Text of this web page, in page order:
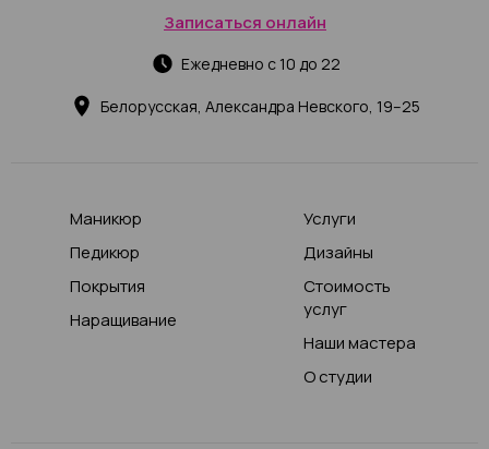
Белорусская, Александра Невского, 19–25
Ежедневно с 10 до 22
Записаться онлайн
Маникюр
Педикюр
Покрытия
Наращивание
Услуги
Дизайны
Стоимость
услуг
Наши мастера
О студии